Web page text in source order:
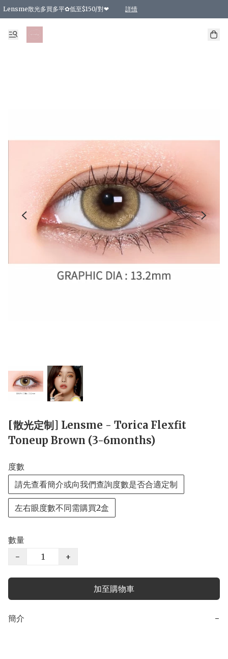
Lensme散光多買多平✿低至$150/對❤ 詳情
台灣Karacon⁩✧日拋 特價清貨❁⃘
日本韓國多款日/月拋現貨☼ 特價❤︎數量有限 售完即止
🇰🇷韓國多款月拋現貨 特價兩對$99✿數量有限 售完即止♫
精選商品，任選買2件或以上9 折；買4件或以上85 折；買6件或以上8 折
精選商品，任選買2件HKD 140.00；買4件HKD 260.00
精選商品，任選買2件HKD 190.00；買4件HKD 360.00
精選商品，任選買2件HKD 110.00；買4件HKD 180.00
精選商品，任選買2件HKD 170.00；買4件HKD 320.00
精選商品，任選買2件或以上減HKD 148.00
精選商品，任選買2件或以上減HKD 148.00
精選商品，任選買2件或以上95 折；買4件或以上9 折；買6件或以上85 折；買8件
精選商品，任選買12件或以上87 折
精選商品，任選買2件或以上減HKD 16.00；買4件或以上減HKD 32.00；買6
精選商品，任選買2件或以上95 折；買4件或以上9 折；買8件或以上85 折；買12
購物滿 HKD 800.00即享免運費優惠！（適用於 特定的送貨方式 )
[散光定制] Lensme - Torica Flexfit
Toneup Brown (3-6months)
度數
請先查看簡介或向我們查詢度數是否合適定制
左右眼度數不同需購買2盒
數量
−
+
加至購物車
簡介 −